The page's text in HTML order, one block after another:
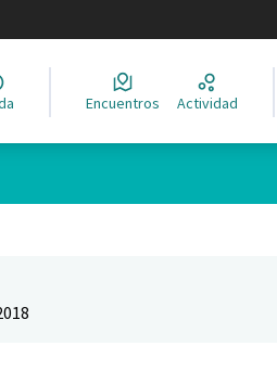
Encuentros Actividad